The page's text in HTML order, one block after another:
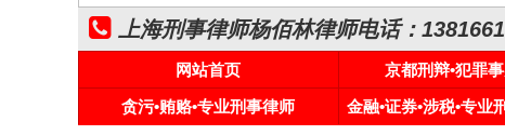
上海刑事律师杨佰林律师电话：
网站首页 京都刑辩•犯罪
贪污•贿赂•专业刑事律师
金融•证券•涉税•专业